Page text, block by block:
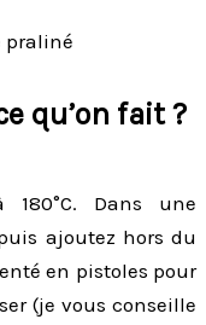
praliné
qu’on fait ?
Dans une
ajoutez hors du
en pistoles pour
(je vous conseille